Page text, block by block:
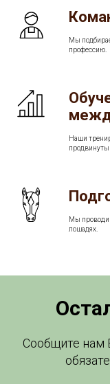
Мы
профессию.
Наши
Мы
лошадях.
Сообщите нам